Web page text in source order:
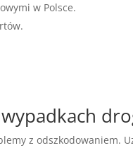
w Polsce.
z odszkodowaniem.